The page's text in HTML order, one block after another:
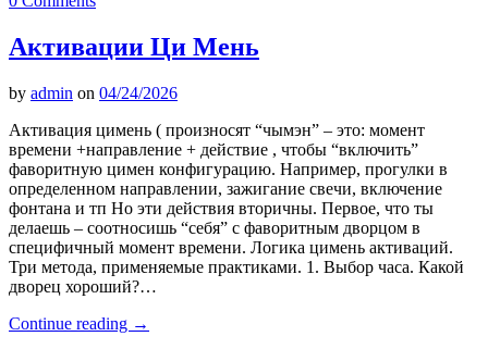
Активации Ци Мень
by admin on 04/24/2026
Активация цимень ( произносят “чымэн” – это: момент
времени +направление + действие , чтобы “включить”
фаворитную цимен конфигурацию. Например, прогулки в
определенном направлении, зажигание свечи, включение
фонтана и тп Но эти действия вторичны. Первое, что ты
делаешь – соотносишь “себя” с фаворитным дворцом в
специфичный момент времени. Логика цимень активаций.
Три метода, применяемые практиками. 1. Выбор часа. Какой
дворец хороший?…
Continue reading →